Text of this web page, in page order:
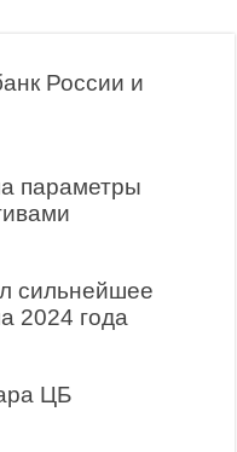
России и
параметры
сильнейшее
2024 года
ЦБ